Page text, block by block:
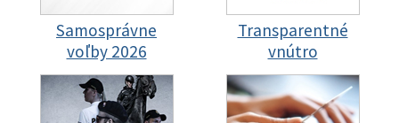
Samosprávne
voľby 2026
Transparentné
vnútro